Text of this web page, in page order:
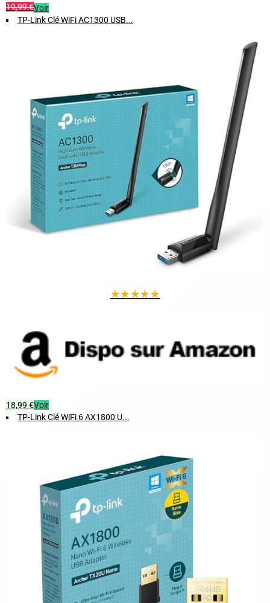
19,99 €Voir
TP-Link Clé WiFi AC1300 USB...
★★★★★
18,99 €Voir
TP-Link Clé WiFi 6 AX1800 U...